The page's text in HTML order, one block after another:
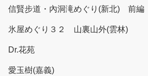
信賢步道・內洞滝めぐり(新北) 前編
氷屋めぐり３２ 山裏山外(雲林)
Dr.花苑
愛玉樹(嘉義)